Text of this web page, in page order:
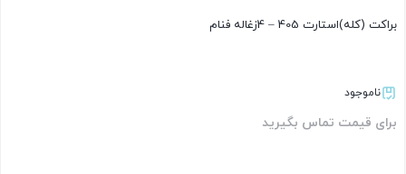
براکت (کله)استارت 405 – 4زغاله فنام
ناموجود
برای قیمت تماس بگیرید